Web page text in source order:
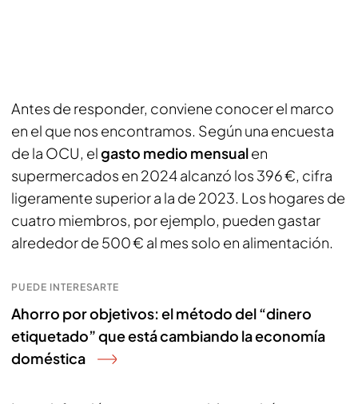
Antes de responder, conviene conocer el marco
en el que nos encontramos. Según una encuesta
de la OCU, elgasto medio mensualen
supermercados en 2024 alcanzó los 396 €, cifra
ligeramente superior a la de 2023. Los hogares de
cuatro miembros, por ejemplo, pueden gastar
alrededor de 500 € al mes solo en alimentación.
PUEDE INTERESARTE
Ahorro por objetivos: el método del “dinero
etiquetado” que está cambiando la economía
doméstica